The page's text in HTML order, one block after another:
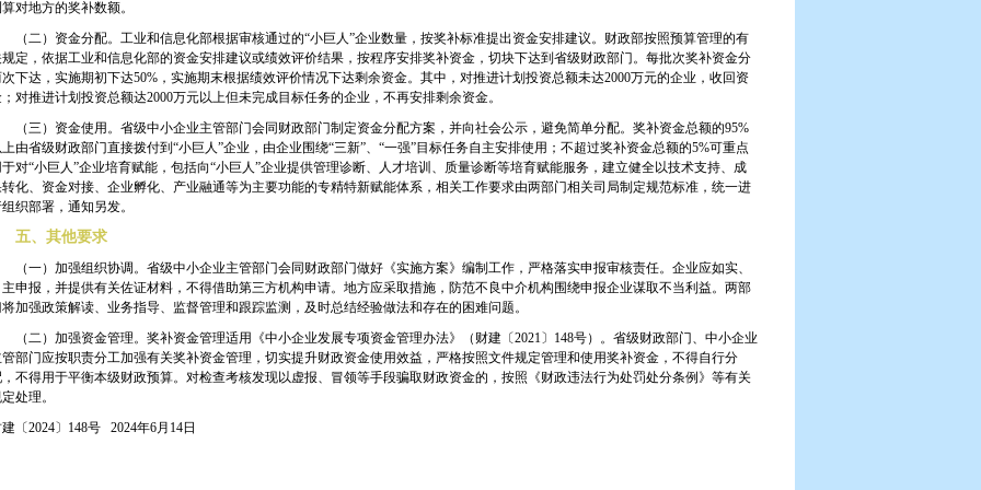
对地方的奖补数额。
）资金分配。工业和信息化部根据审核通过的“小巨人”企业数量，按奖补标准提出资金安排建议。财政部按照预算管理的有
定，依据工业和信息化部的资金安排建议或绩效评价结果，按程序安排奖补资金，切块下达到省级财政部门。每批次奖补资金分
下达，实施期初下达50%，实施期末根据绩效评价情况下达剩余资金。其中，对推进计划投资总额未达2000万元的企业，收回资
对推进计划投资总额达2000万元以上但未完成目标任务的企业，不再安排剩余资金。
）资金使用。省级中小企业主管部门会同财政部门制定资金分配方案，并向社会公示，避免简单分配。奖补资金总额的95%
由省级财政部门直接拨付到“小巨人”企业，由企业围绕“三新”、“一强”目标任务自主安排使用；不超过奖补资金总额的5%可重点
对“小巨人”企业培育赋能，包括向“小巨人”企业提供管理诊断、人才培训、质量诊断等培育赋能服务，建立健全以技术支持、成
化、资金对接、企业孵化、产业融通等为主要功能的专精特新赋能体系，相关工作要求由两部门相关司局制定规范标准，统一进
织部署，通知另发。
五、其他要求
）加强组织协调。省级中小企业主管部门会同财政部门做好《实施方案》编制工作，严格落实申报审核责任。企业应如实、
申报，并提供有关佐证材料，不得借助第三方机构申请。地方应采取措施，防范不良中介机构围绕申报企业谋取不当利益。两部
加强政策解读、业务指导、监督管理和跟踪监测，及时总结经验做法和存在的困难问题。
二）加强资金管理。奖补资金管理适用《中小企业发展专项资金管理办法》（财建〔2021〕 148号）。省级财政部门、中小企业
部门应按职责分工加强有关奖补资金管理，切实提升财政资金使用效益，严格按照文件规定管理和使用奖补资金，不得自行分
不得用于平衡本级财政预算。对检查考核发现以虚报、冒领等手段骗取财政资金的，按照《财政违法行为处罚处分条例》等有关
处理。
〔2024〕148号 2024年6月14日